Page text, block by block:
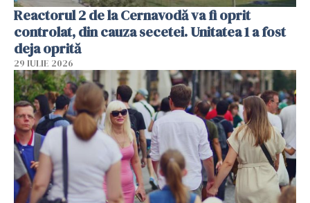
Reactorul 2 de la Cernavodă va fi oprit
controlat, din cauza secetei. Unitatea 1 a fost
deja oprită
29 IULIE 2026